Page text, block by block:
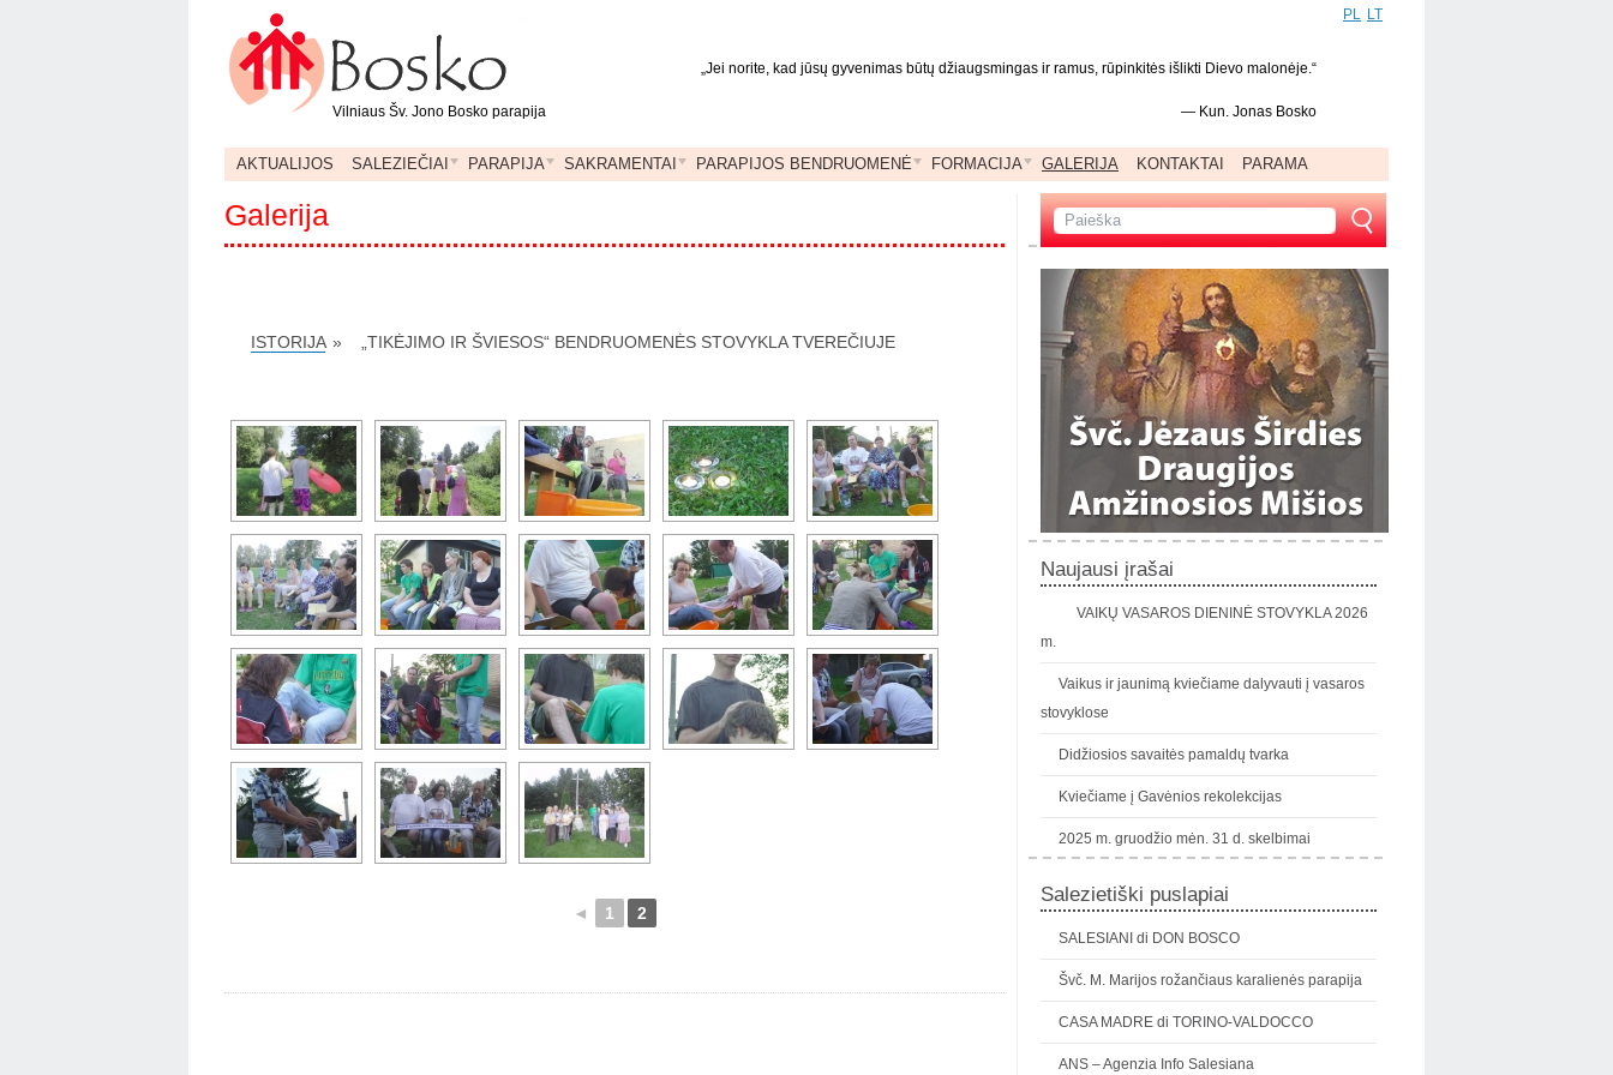
LT
PL
„Jei norite, kad jūsų gyvenimas būtų džiaugsmingas ir ramus, rūpinkitės išlikti Dievo malonėje.“
— Kun. Jonas Bosko
Vilniaus Šv. Jono Bosko parapija
AKTUALIJOS SALEZIEČIAI PARAPIJA SAKRAMENTAI PARAPIJOS BENDRUOMENĖ FORMACIJA GALERIJA KONTAKTAI PARAMA
Galerija
ISTORIJA » „TIKĖJIMO IR ŠVIESOS“ BENDRUOMENĖS STOVYKLA TVEREČIUJE
◄ 1 2
Naujausi įrašai
VAIKŲ VASAROS DIENINĖ STOVYKLA 2026
m.
Vaikus ir jaunimą kviečiame dalyvauti į vasaros
stovyklose
Didžiosios savaitės pamaldų tvarka
Kviečiame į Gavėnios rekolekcijas
2025 m. gruodžio mėn. 31 d. skelbimai
Salezietiški puslapiai
SALESIANI di DON BOSCO
Švč. M. Marijos rožančiaus karalienės parapija
CASA MADRE di TORINO-VALDOCCO
ANS – Agenzia Info Salesiana